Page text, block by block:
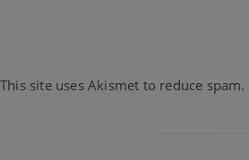
This site uses Akismet to reduce spam.